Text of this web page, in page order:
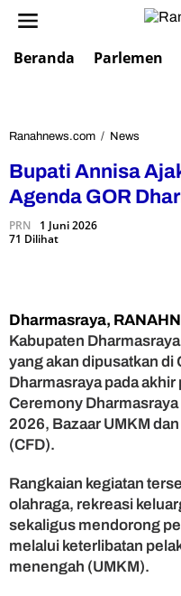
Beranda Parlemen
Ranahnews.com / News
p
a
s
a
a
k
W
g
a
m
a
Bupati Annisa
Agenda GOR
PRN
1 Juni 2026
71 Dilihat
Dharmasraya,
Kabupaten
yang akan dipusatkan di
Dharmasraya pada
Ceremony
2026, Bazaar UMKM
(CFD).
Rangkaian kegiatan
olahraga, rekreasi
sekaligus mendorong
melalui keterlibatan
menengah (UMKM).